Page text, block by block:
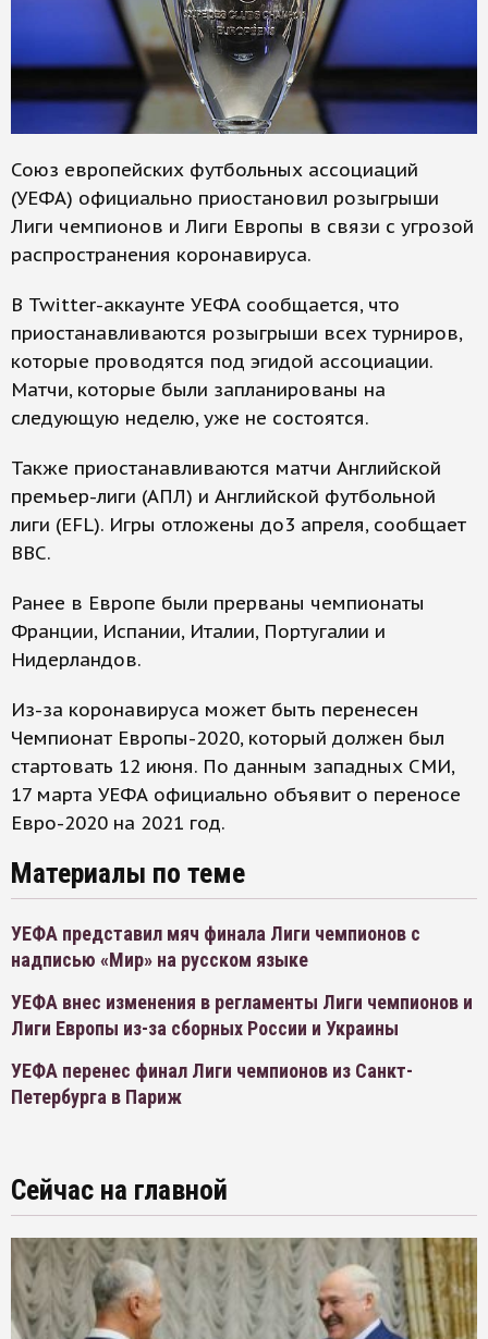
Союз европейских футбольных ассоциаций
(УЕФА) официально приостановил розыгрыши
Лиги чемпионов и Лиги Европы в связи с угрозой
распространения коронавируса.
В Twitter-аккаунте УЕФА сообщается, что
приостанавливаются розыгрыши всех турниров,
которые проводятся под эгидой ассоциации.
Матчи, которые были запланированы на
следующую неделю, уже не состоятся.
Также приостанавливаются матчи Английской
премьер-лиги (АПЛ) и Английской футбольной
лиги (EFL). Игры отложены до3 апреля, сообщает
ВВС.
Ранее в Европе были прерваны чемпионаты
Франции, Испании, Италии, Португалии и
Нидерландов.
Из-за коронавируса может быть перенесен
Чемпионат Европы-2020, который должен был
стартовать 12 июня. По данным западных СМИ,
17 марта УЕФА официально объявит о переносе
Евро-2020 на 2021 год.
Материалы по теме
УЕФА представил мяч финала Лиги чемпионов с
надписью «Мир» на русском языке
УЕФА внес изменения в регламенты Лиги чемпионов и
Лиги Европы из-за сборных России и Украины
УЕФА перенес финал Лиги чемпионов из Санкт-
Петербурга в Париж
Сейчас на главной